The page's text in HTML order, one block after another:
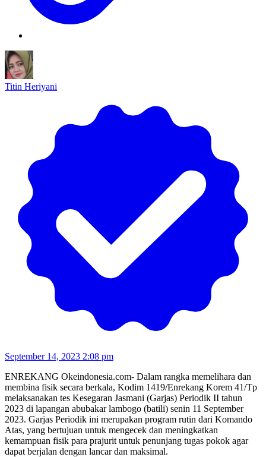
Titin Heriyani
September 14, 2023 2:08 pm
ENREKANG Okeindonesia.com- Dalam rangka memelihara dan
membina fisik secara berkala, Kodim 1419/Enrekang Korem 41/Tp
melaksanakan tes Kesegaran Jasmani (Garjas) Periodik II tahun
2023 di lapangan abubakar lambogo (batili) senin 11 September
2023. Garjas Periodik ini merupakan program rutin dari Komando
Atas, yang bertujuan untuk mengecek dan meningkatkan
kemampuan fisik para prajurit untuk penunjang tugas pokok agar
dapat berjalan dengan lancar dan maksimal.